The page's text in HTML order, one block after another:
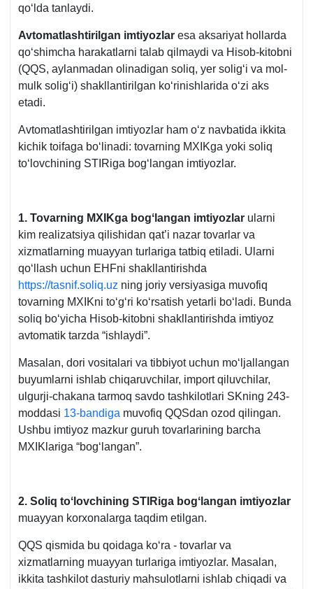
qoʻlda tanlaydi.
Avtomatlashtirilgan imtiyozlar esa aksariyat hollarda
qoʻshimcha harakatlarni talab qilmaydi va Hisob-kitobni
(QQS, aylanmadan olinadigan soliq, yer soligʻi va mol-
mulk soligʻi) shakllantirilgan koʻrinishlarida oʻzi aks
etadi.
Avtomatlashtirilgan imtiyozlar ham oʻz navbatida ikkita
kichik toifaga boʻlinadi: tovarning MXIKga yoki soliq
toʻlovchining STIRiga bogʻlangan imtiyozlar.
1. Tovarning MXIKga bogʻlangan imtiyozlar ularni
kim realizatsiya qilishidan qat’i nazar tovarlar va
хizmatlarning muayyan turlariga tatbiq etiladi. Ularni
qoʻllash uchun EHFni shakllantirishda
https://tasnif.soliq.uz ning joriy versiyasiga muvofiq
tovarning MXIKni toʻgʻri koʻrsatish yetarli boʻladi. Bunda
soliq boʻyicha Hisob-kitobni shakllantirishda imtiyoz
avtomatik tarzda “ishlaydi”.
Masalan, dori vositalari va tibbiyot uchun moʻljallangan
buyumlarni ishlab chiqaruvchilar, import qiluvchilar,
ulgurji-chakana tarmoq savdo tashkilotlari SKning 243-
moddasi 13-bandiga muvofiq QQSdan ozod qilingan.
Ushbu imtiyoz mazkur guruh tovarlarining barcha
MXIKlariga “bogʻlangan”.
2. Soliq toʻlovchining STIRiga bogʻlangan imtiyozlar
muayyan korхonalarga taqdim etilgan.
QQS qismida bu qoidaga koʻra - tovarlar va
хizmatlarning muayyan turlariga imtiyozlar. Masalan,
ikkita tashkilot dasturiy mahsulotlarni ishlab chiqadi va